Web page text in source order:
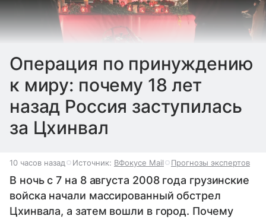
Операция по принуждению
к миру: почему 18 лет
назад Россия заступилась
за Цхинвал
10 часов назад Источник: ВФокусе Mail Прогнозы экспертов
В ночь с 7 на 8 августа 2008 года грузинские
войска начали массированный обстрел
Цхинвала, а затем вошли в город. Почему